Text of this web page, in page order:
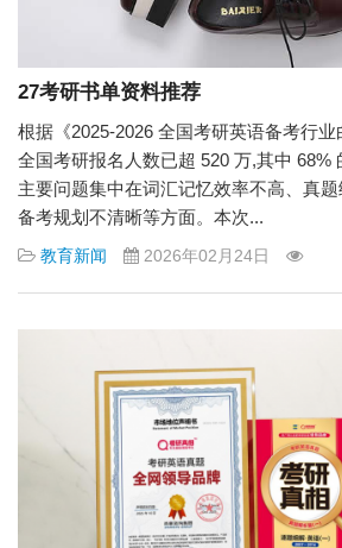
27考研书单资料推荐
根据《2025-2026 全国考研英语备考行
全国考研报名人数已超 520 万,其中 68%
主要问题集中在词汇记忆效率不高、真
备考规划不清晰等方面。本次...
教育新闻 2026年02月24日